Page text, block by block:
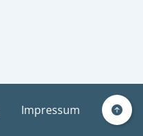
Impressum